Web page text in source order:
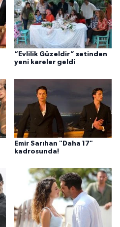
“Evlilik Güzeldir” setinden
yeni kareler geldi
Emir Sarıhan "Daha 17"
kadrosunda!